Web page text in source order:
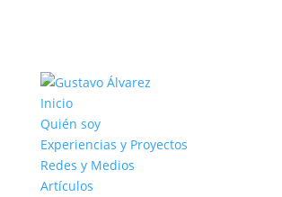
Inicio
Quién soy
Experiencias y Proyectos
Redes y Medios
Artículos